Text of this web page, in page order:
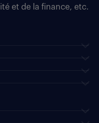
et de la finance, etc.